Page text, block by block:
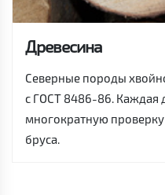
Древесина
Северные породы
с ГОСТ 8486-86. Каждая
многократную
бруса.